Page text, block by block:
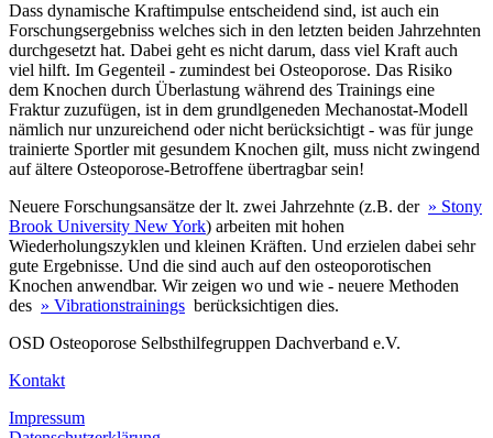
Dass dynamische Kraftimpulse entscheidend sind, ist auch ein
Forschungsergebniss welches sich in den letzten beiden Jahrzehnten
durchgesetzt hat. Dabei geht es nicht darum, dass viel Kraft auch
viel hilft. Im Gegenteil - zumindest bei Osteoporose. Das Risiko
dem Knochen durch Überlastung während des Trainings eine
Fraktur zuzufügen, ist in dem grundlgeneden Mechanostat-Modell
nämlich nur unzureichend oder nicht berücksichtigt - was für junge
trainierte Sportler mit gesundem Knochen gilt, muss nicht zwingend
auf ältere Osteoporose-Betroffene übertragbar sein!
Neuere Forschungsansätze der lt. zwei Jahrzehnte (z.B. der » Stony
Brook University New York) arbeiten mit hohen
Wiederholungszyklen und kleinen Kräften. Und erzielen dabei sehr
gute Ergebnisse. Und die sind auch auf den osteoporotischen
Knochen anwendbar. Wir zeigen wo und wie - neuere Methoden
des » Vibrationstrainings berücksichtigen dies.
OSD Osteoporose Selbsthilfegruppen Dachverband e.V.
Kontakt
Impressum